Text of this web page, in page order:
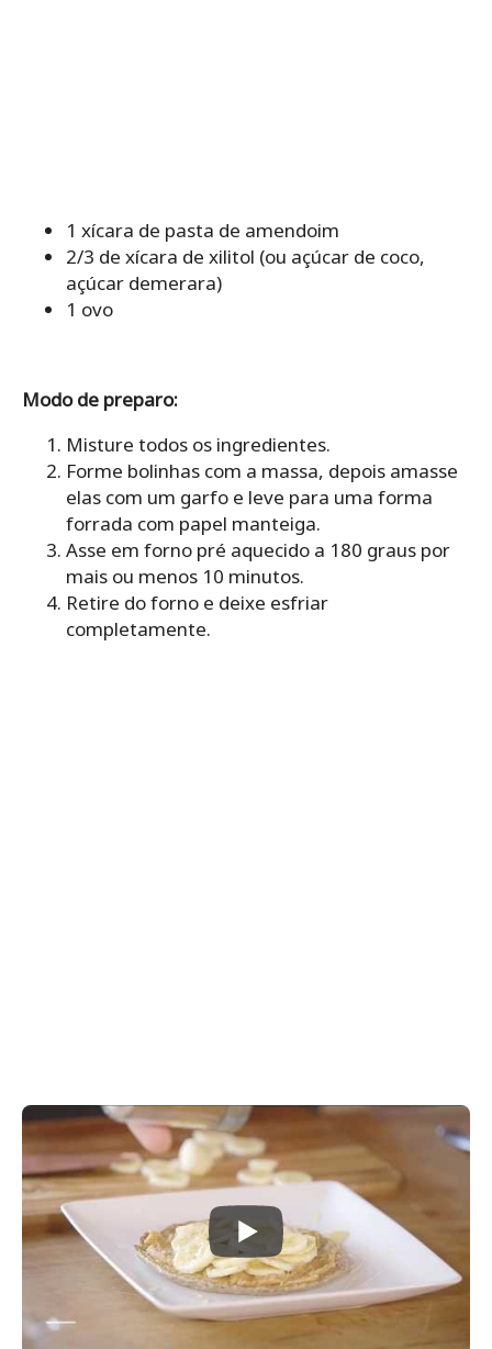
1 xícara de pasta de amendoim
2/3 de xícara de xilitol (ou açúcar de coco,
açúcar demerara)
1 ovo
Modo de preparo:
Misture todos os ingredientes.
Forme bolinhas com a massa, depois amasse
elas com um garfo e leve para uma forma
forrada com papel manteiga.
Asse em forno pré aquecido a 180 graus por
mais ou menos 10 minutos.
Retire do forno e deixe esfriar
completamente.